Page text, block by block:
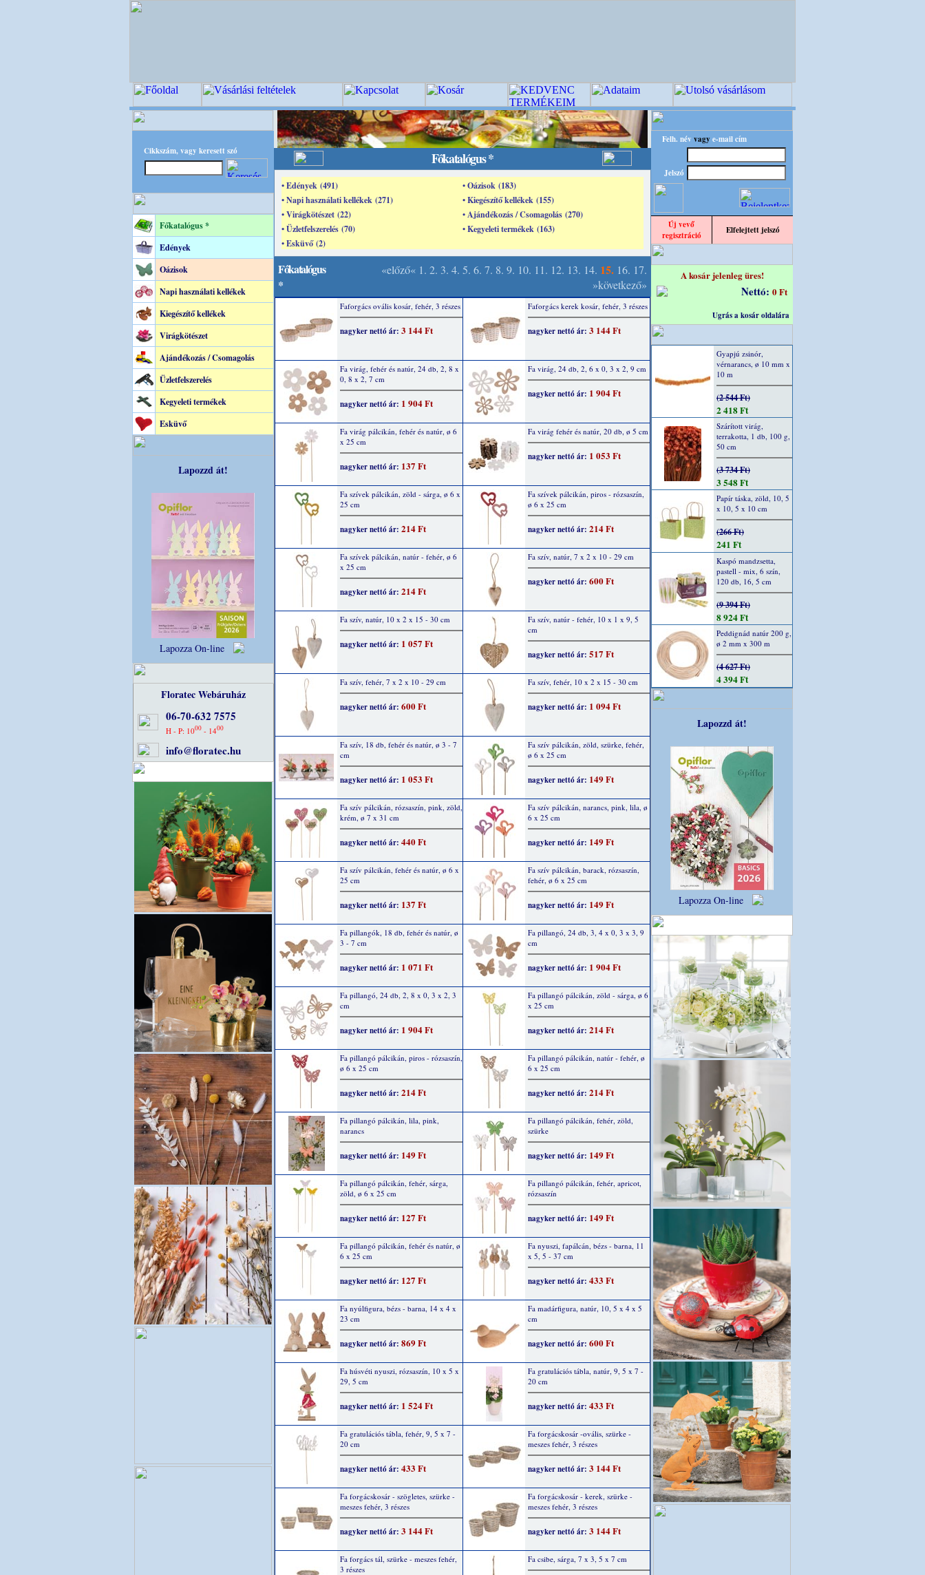
Cikkszám, vagy keresett szó
Főkatalógus *
Edények
Oázisok
Napi használati kellékek
Kiegészítő kellékek
Virágkötészet
Ajándékozás / Csomagolás
Üzletfelszerelés
Kegyeleti termékek
Esküvő
Lapozzd át!
Lapozza On-line
Floratec Webáruház
06-70-632 7575
H - P: 1000- 1400
info@floratec.hu
Főkatalógus *
• Edények (491)
• Oázisok (183)
• Napi használati kellékek (271)
• Kiegészítő kellékek (155)
• Virágkötészet (22)
• Ajándékozás / Csomagolás (270)
• Üzletfelszerelés (70)
• Kegyeleti termékek (163)
• Esküvő (2)
Főkatalógus
*
«előző« 1. 2. 3. 4. 5. 6. 7. 8. 9. 10. 11. 12. 13. 14. 15. 16. 17.
»következő»
Faforgács ovális kosár, fehér, 3 részes
nagyker nettó ár: 3 144 Ft
Faforgács kerek kosár, fehér, 3 részes
nagyker nettó ár: 3 144 Ft
Fa virág, fehér és natúr, 24 db, 2, 8 x
0, 8 x 2, 7 cm
nagyker nettó ár: 1 904 Ft
Fa virág, 24 db, 2, 6 x 0, 3 x 2, 9 cm
nagyker nettó ár: 1 904 Ft
Fa virág pálcikán, fehér és natúr, ø 6
x 25 cm
nagyker nettó ár: 137 Ft
Fa virág fehér és natúr, 20 db, ø 5 cm
nagyker nettó ár: 1 053 Ft
Fa szívek pálcikán, zöld - sárga, ø 6 x
25 cm
nagyker nettó ár: 214 Ft
Fa szívek pálcikán, piros - rózsaszín,
ø 6 x 25 cm
nagyker nettó ár: 214 Ft
Fa szívek pálcikán, natúr - fehér, ø 6
x 25 cm
nagyker nettó ár: 214 Ft
Fa szív, natúr, 7 x 2 x 10 - 29 cm
nagyker nettó ár: 600 Ft
Fa szív, natúr, 10 x 2 x 15 - 30 cm
nagyker nettó ár: 1 057 Ft
Fa szív, natúr - fehér, 10 x 1 x 9, 5
cm
nagyker nettó ár: 517 Ft
Fa szív, fehér, 7 x 2 x 10 - 29 cm
nagyker nettó ár: 600 Ft
Fa szív, fehér, 10 x 2 x 15 - 30 cm
nagyker nettó ár: 1 094 Ft
Fa szív, 18 db, fehér és natúr, ø 3 - 7
cm
nagyker nettó ár: 1 053 Ft
Fa szív pálcikán, zöld, szürke, fehér,
ø 6 x 25 cm
nagyker nettó ár: 149 Ft
Fa szív pálcikán, rózsaszín, pink, zöld,
krém, ø 7 x 31 cm
nagyker nettó ár: 440 Ft
Fa szív pálcikán, narancs, pink, lila, ø
6 x 25 cm
nagyker nettó ár: 149 Ft
Fa szív pálcikán, fehér és natúr, ø 6 x
25 cm
nagyker nettó ár: 137 Ft
Fa szív pálcikán, barack, rózsaszín,
fehér, ø 6 x 25 cm
nagyker nettó ár: 149 Ft
Fa pillangók, 18 db, fehér és natúr, ø
3 - 7 cm
nagyker nettó ár: 1 071 Ft
Fa pillangó, 24 db, 3, 4 x 0, 3 x 3, 9
cm
nagyker nettó ár: 1 904 Ft
Fa pillangó, 24 db, 2, 8 x 0, 3 x 2, 3
cm
nagyker nettó ár: 1 904 Ft
Fa pillangó pálcikán, zöld - sárga, ø 6
x 25 cm
nagyker nettó ár: 214 Ft
Fa pillangó pálcikán, piros - rózsaszín,
ø 6 x 25 cm
nagyker nettó ár: 214 Ft
Fa pillangó pálcikán, natúr - fehér, ø
6 x 25 cm
nagyker nettó ár: 214 Ft
Fa pillangó pálcikán, lila, pink,
narancs
nagyker nettó ár: 149 Ft
Fa pillangó pálcikán, fehér, zöld,
szürke
nagyker nettó ár: 149 Ft
Fa pillangó pálcikán, fehér, sárga,
zöld, ø 6 x 25 cm
nagyker nettó ár: 127 Ft
Fa pillangó pálcikán, fehér, apricot,
rózsaszín
nagyker nettó ár: 149 Ft
Fa pillangó pálcikán, fehér és natúr, ø
6 x 25 cm
nagyker nettó ár: 127 Ft
Fa nyuszi, fapálcán, bézs - barna, 11
x 5, 5 - 37 cm
nagyker nettó ár: 433 Ft
Fa nyúlfigura, bézs - barna, 14 x 4 x
23 cm
nagyker nettó ár: 869 Ft
Fa madárfigura, natúr, 10, 5 x 4 x 5
cm
nagyker nettó ár: 600 Ft
Fa húsvéti nyuszi, rózsaszín, 10 x 5 x
29, 5 cm
nagyker nettó ár: 1 524 Ft
Fa gratulációs tábla, natúr, 9, 5 x 7 -
20 cm
nagyker nettó ár: 433 Ft
Fa gratulációs tábla, fehér, 9, 5 x 7 -
20 cm
nagyker nettó ár: 433 Ft
Fa forgácskosár -ovális, szürke -
meszes fehér, 3 részes
nagyker nettó ár: 3 144 Ft
Fa forgácskosár - szögletes, szürke -
meszes fehér, 3 részes
nagyker nettó ár: 3 144 Ft
Fa forgácskosár - kerek, szürke -
meszes fehér, 3 részes
nagyker nettó ár: 3 144 Ft
Fa forgács tál, szürke - meszes fehér,
3 részes
Fa csibe, sárga, 7 x 3, 5 x 7 cm
Felh. név vagy e-mail cím
Jelszó
Új vevő
regisztráció
Elfelejtett jelszó
A kosár jelenleg üres!
Nettó: 0 Ft
Ugrás a kosár oldalára
Gyapjú zsinór,
vérnarancs, ø 10 mm x
10 m
(2 544 Ft)
2 418 Ft
Szárított virág,
terrakotta, 1 db, 100 g,
50 cm
(3 734 Ft)
3 548 Ft
Papír táska, zöld, 10, 5
x 10, 5 x 10 cm
(266 Ft)
241 Ft
Kaspó mandzsetta,
pastell - mix, 6 szín,
120 db, 16, 5 cm
(9 394 Ft)
8 924 Ft
Peddignád natúr 200 g,
ø 2 mm x 300 m
(4 627 Ft)
4 394 Ft
Lapozzd át!
Lapozza On-line